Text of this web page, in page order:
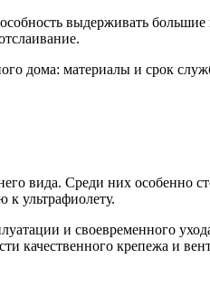
выдерживать
вида. Среди них
ультрафиолету.
и своевременного
качественного крепежа и